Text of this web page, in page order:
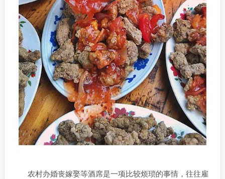
农村办婚丧嫁娶等酒席是一项比较烦琐的事情，往往雇